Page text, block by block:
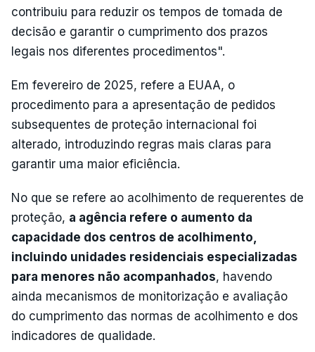
contribuiu para reduzir os tempos de tomada de
decisão e garantir o cumprimento dos prazos
legais nos diferentes procedimentos".
Em fevereiro de 2025, refere a EUAA, o
procedimento para a apresentação de pedidos
subsequentes de proteção internacional foi
alterado, introduzindo regras mais claras para
garantir uma maior eficiência.
No que se refere ao acolhimento de requerentes de
proteção, a agência refere o aumento da
capacidade dos centros de acolhimento,
incluindo unidades residenciais especializadas
para menores não acompanhados, havendo
ainda mecanismos de monitorização e avaliação
do cumprimento das normas de acolhimento e dos
indicadores de qualidade.